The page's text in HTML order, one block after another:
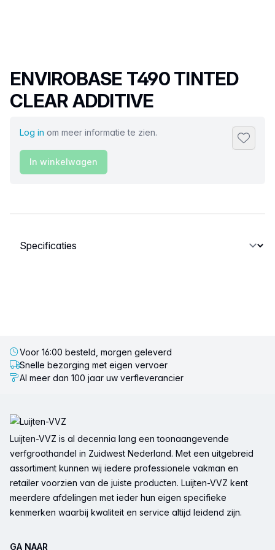
Productnaam
ENVIROBASE T490 TINTED
CLEAR ADDITIVE
Log in om meer informatie te zien.
In winkelwagen
Selecteer een tabblad
Voor 16:00 besteld, morgen geleverd
Snelle bezorging met eigen vervoer
Al meer dan 100 jaar uw verfleverancier
Luijten-VVZ is al decennia lang een toonaangevende
verfgroothandel in Zuidwest Nederland. Met een uitgebreid
assortiment kunnen wij iedere professionele vakman en
retailer voorzien van de juiste producten. Luijten-VVZ kent
meerdere afdelingen met ieder hun eigen specifieke
kenmerken waarbij kwaliteit en service altijd leidend zijn.
GA NAAR